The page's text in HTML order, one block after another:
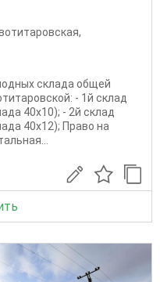
,
склада общей
- 1й склад
40х10); - 2й склад
40х12); Право на